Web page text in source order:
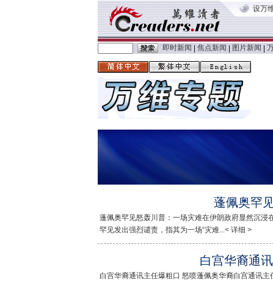
设万
即时新闻 焦点新闻 图片新闻
蓬佩奥罕
蓬佩奥罕见怒轰川普：一场灾难在伊朗政府显然沉
罕见发出强烈谴责，指其为一场“灾难...< 详细 >
白宫华裔通
白宫华裔通讯主任爆粗口 怒喷蓬佩奥华裔白宫通讯